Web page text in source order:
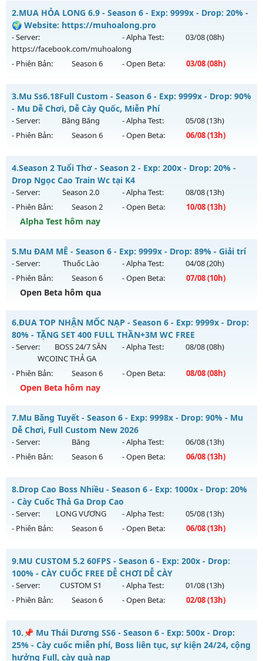
Hà Nội 2003 - Hoài N - Nơi ký ức MU sống lại
Mu mới ra tháng 08 2026 - Mở máy chủ
ngày 08/08/2626
Exp: 300x - Drop: 40%
Antihack: UKG
2.MUA HỎA LONG 6.9 - Season 6 - Exp: 9999x - Drop: 20% -
🌍 Website: https://muhoalong.pro
- Server:
https://facebook.com/muhoalong
- Alpha Test: 03/08(08h)
- Phiên Bản: Season 6 - Open Beta: 03/08(08h)
Mu mới ra tháng 08 2026 - Mở máy chủ
https://facebook.com/muhoalongvào 08h ngày
03/08/2626
Kiểu reset: Non Reset
Thể loại: Mu Nguyên bản Webzen
Antihack: XShield
3.Mu Ss6.18Full Custom - Season 6 - Exp: 9999x - Drop: 90%
- Mu Dễ Chơi, Dễ Cày Quốc, Miễn Phí
- Server: Băng Băng - Alpha Test: 05/08(13h)
- Phiên Bản:
Season 6 - Open Beta: 06/08(13h)
Mu Ss6.18Full Custom - Mu Dễ Chơi, Dễ Cày Quốc, Miễn Phí
Mu mới ra tháng 08 2026 - Mở máy chủ
ngày 06/08/2626
Exp: 9999x - Drop: 90%
Kiểu reset: Reset In Game
Thể loại: Mu Custom thêm đồ mới
Antihack: Gold dragon
4.Season 2 Tuổi Thơ - Season 2 - Exp: 200x - Drop: 20% -
Drop Ngọc Cao Train Wc tại K4
- Server: Season 2.0 - Alpha Test: 08/08(13h)
- Phiên Bản:
Season 2 - Open Beta: 10/08(13h)
Alpha Test hôm nay
Season 2 Tuổi Thơ - Drop Ngọc Cao Train Wc tại K4
Mu mới ra tháng 08 2026 - Mở máy chủ
Season 2.0vào 13h
ngày 10/08/2626
Exp: 200x - Drop: 20%
Thể loại: Mu Bán Đồ Full Trong Shop
Antihack: GameGuard
5.Mu ĐAM MÊ - Season 6 - Exp: 9999x - Drop: 89% - Giải trí
- Server: Thuốc Lào - Alpha Test: 04/08(20h)
- Phiên Bản:
Season 6 - Open Beta: 07/08(10h)
Open Beta hôm qua
Mu ĐAM MÊ - Giải trí
Mu mới ra tháng 08 2026 - Mở máy chủThuốc Lào
ngày 07/08/2626
Exp: 9999x - Drop: 89%
Antihack: UGK
6.ĐUA TOP NHẬN MỐC NẠP - Season 6 - Exp: 9999x - Drop:
80% - TẶNG SET 400 FULL THẦN+3M WC FREE
- Server:
BOSS 24/7 SĂN
WCOINC THẢ GA
- Alpha Test: 08/08(08h)
- Phiên Bản: Season 6 - Open Beta: 08/08(08h)
Open Beta hôm nay
ĐUA TOP NHẬN MỐC NẠP - TẶNG SET 400 FULL THẦN+3M
WC FREE
Mu mới ra tháng 08 2026 - Mở máy chủ
BOSS 24/7 SĂN
WCOINC THẢ GA
vào 08h ngày 08/08/2626
Kiểu reset: Reset In Game
Thể loại: Mu Nguyên bản Webzen
Antihack: KHÔNG THỂ HACK
7.Mu Băng Tuyết - Season 6 - Exp: 9998x - Drop: 90% - Mu
Dễ Chơi, Full Custom New 2026
- Server: Băng - Alpha Test: 06/08(13h)
- Phiên Bản:
Season 6 - Open Beta: 06/08(13h)
Mu Băng Tuyết - Mu Dễ Chơi, Full Custom New 2026
Mu mới ra tháng 08 2026 - Mở máy chủ
06/08/2626
Exp: 9998x - Drop: 90%
Thể loại: Mu Custom thêm đồ mới
Antihack: Dragon
8.Drop Cao Boss Nhiều - Season 6 - Exp: 1000x - Drop: 20%
- Cày Cuốc Thả Ga Drop Cao
- Server: LONG VƯƠNG - Alpha Test: 05/08(13h)
- Phiên Bản:
Season 6 - Open Beta: 06/08(13h)
Mu mới ra tháng 08 2026 - Mở máy chủLONG VƯƠNG
13h ngày 06/08/2626
Exp: 1000x - Drop: 20%
Thể loại: Mu Nguyên bản Webzen
Antihack: GameGuard
9.MU CUSTOM 5.2 60FPS - Season 6 - Exp: 200x - Drop:
100% - CÀY CUỐC FREE DỄ CHƠI DỄ CÀY
- Server: CUSTOM S1 - Alpha Test: 01/08(13h)
- Phiên Bản:
Season 6 - Open Beta: 02/08(13h)
MU CUSTOM 5.2 60FPS - CÀY CUỐC FREE DỄ CHƠI DỄ CÀY
Mu mới ra tháng 08 2026 - Mở máy chủ CUSTOM S1vào 13h
ngày 02/08/2626
10. 📌 Mu Thái Dương SS6 - Season 6 - Exp: 500x - Drop:
25% - Cày cuốc miễn phí, Boss liên tục, sự kiện 24/24, cộng
hưởng Full, cày quà nạp